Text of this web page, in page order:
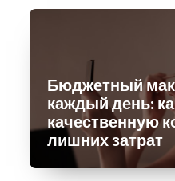
Бюджетный
каждый день:
качественную
лишних затрат